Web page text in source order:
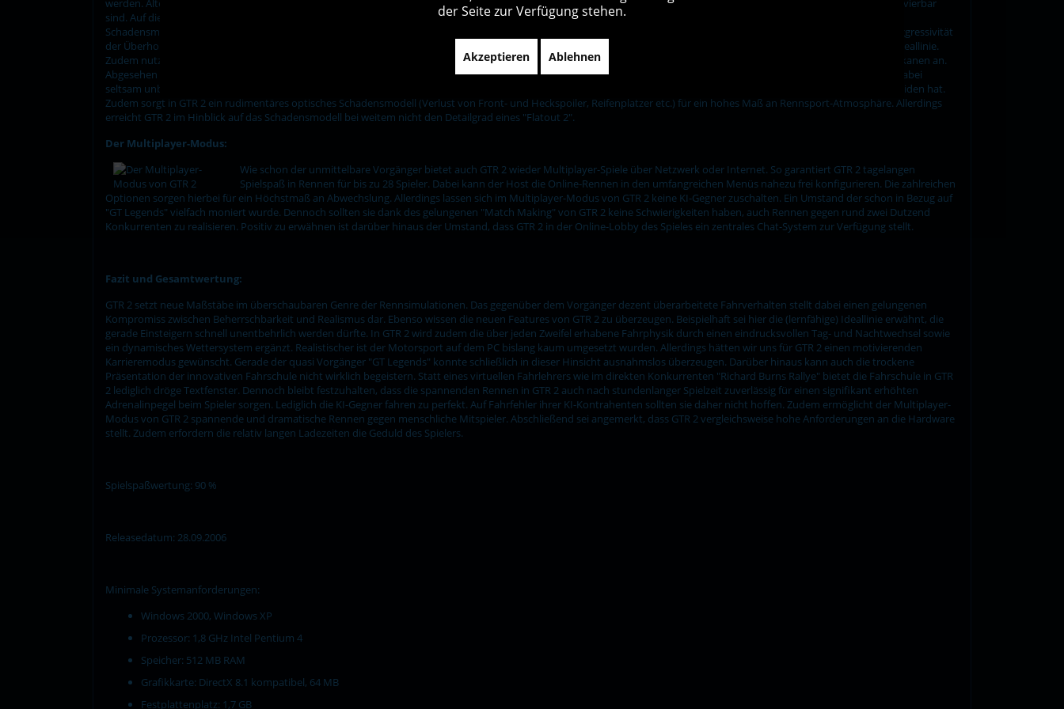
sind. Auf diese Weise lassen sich auch die vorgefertigten Schwierigkeitsgrade von GTR 2 nahezu stufenlos modifizieren. Insbesondere die mögliche Deaktivierung des
Schadensmodelles muss hier Erwähnung finden. Darüber hinaus können sie in dem entsprechenden Menüpunkt auch das Verhalten ihrer KI-Gegner im Hinblick auf die Aggressivität
der Überholmanöver festlegen. Generell gilt, dass GTR 2 über eine durchaus beachtliche Gegner-KI verfügt. So wechseln die KI-Piloten automatisch zwischen Kampf- und Ideallinie.
Zudem nutzen ihre Konkurrenten geschickt den Windschatten des Vordermannes aus und setzen darüber hinaus zu erfolgsversprechenden Ausbremsmanövern vor Schikanen an.
Abgesehen von der vollständig animierten Boxencrew und der bei Rennbeginn obligatorischen Kamerafahrt über die Startaufstellung, bleiben die Rennstrecken in GTR 2 dabei
seltsam unbelebt. Die trockene Präsentation korrespondiert hierbei mit dem simplen Schadensmodell, dass allerdings glaubhaften Einfluss auf das Fahrverhalten ihres Boliden hat.
Zudem sorgt in GTR 2 ein rudimentäres optisches Schadensmodell (Verlust von Front- und Heckspoiler, Reifenplatzer etc.) für ein hohes Maß an Rennsport-Atmosphäre. Allerdings
erreicht GTR 2 im Hinblick auf das Schadensmodell bei weitem nicht den Detailgrad eines "Flatout 2".
Der Multiplayer-Modus:
Wie schon der unmittelbare Vorgänger bietet auch GTR 2 wieder Multiplayer-Spiele über Netzwerk oder Internet. So garantiert GTR 2 tagelangen
Spielspaß in Rennen für bis zu 28 Spieler. Dabei kann der Host die Online-Rennen in den umfangreichen Menüs nahezu frei konfigurieren. Die zahlreichen
Optionen sorgen hierbei für ein Höchstmaß an Abwechslung. Allerdings lassen sich im Multiplayer-Modus von GTR 2 keine KI-Gegner zuschalten. Ein Umstand der schon in Bezug auf
"GT Legends" vielfach moniert wurde. Dennoch sollten sie dank des gelungenen "Match Making" von GTR 2 keine Schwierigkeiten haben, auch Rennen gegen rund zwei Dutzend
Konkurrenten zu realisieren. Positiv zu erwähnen ist darüber hinaus der Umstand, dass GTR 2 in der Online-Lobby des Spieles ein zentrales Chat-System zur Verfügung stellt.
Fazit und Gesamtwertung:
GTR 2 setzt neue Maßstäbe im überschaubaren Genre der Rennsimulationen. Das gegenüber dem Vorgänger dezent überarbeitete Fahrverhalten stellt dabei einen gelungenen
Kompromiss zwischen Beherrschbarkeit und Realismus dar. Ebenso wissen die neuen Features von GTR 2 zu überzeugen. Beispielhaft sei hier die (lernfähige) Ideallinie erwähnt, die
gerade Einsteigern schnell unentbehrlich werden dürfte. In GTR 2 wird zudem die über jeden Zweifel erhabene Fahrphysik durch einen eindrucksvollen Tag- und Nachtwechsel sowie
ein dynamisches Wettersystem ergänzt. Realistischer ist der Motorsport auf dem PC bislang kaum umgesetzt wurden. Allerdings hätten wir uns für GTR 2 einen motivierenden
Karrieremodus gewünscht. Gerade der quasi Vorgänger "GT Legends" konnte schließlich in dieser Hinsicht ausnahmslos überzeugen. Darüber hinaus kann auch die trockene
Präsentation der innovativen Fahrschule nicht wirklich begeistern. Statt eines virtuellen Fahrlehrers wie im direkten Konkurrenten "Richard Burns Rallye" bietet die Fahrschule in GTR
2 lediglich dröge Textfenster. Dennoch bleibt festzuhalten, dass die spannenden Rennen in GTR 2 auch nach stundenlanger Spielzeit zuverlässig für einen signifikant erhöhten
Adrenalinpegel beim Spieler sorgen. Lediglich die KI-Gegner fahren zu perfekt. Auf Fahrfehler ihrer KI-Kontrahenten sollten sie daher nicht hoffen. Zudem ermöglicht der Multiplayer-
Modus von GTR 2 spannende und dramatische Rennen gegen menschliche Mitspieler. Abschließend sei angemerkt, dass GTR 2 vergleichsweise hohe Anforderungen an die Hardware
stellt. Zudem erfordern die relativ langen Ladezeiten die Geduld des Spielers.
Spielspaßwertung: 90 %
Releasedatum: 28.09.2006
Minimale Systemanforderungen:
Windows 2000, Windows XP
Prozessor: 1,8 GHz Intel Pentium 4
Speicher: 512 MB RAM
Grafikkarte: DirectX 8.1 kompatibel, 64 MB
Festplattenplatz: 1,7 GB
der Seite zur Verfügung stehen.
Akzeptieren Ablehnen